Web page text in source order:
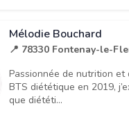
Mélodie Bouchard
📍 78330 Fontenay-le-
Passionnée de nutrition et
BTS diététique en 2019,
que diététi...